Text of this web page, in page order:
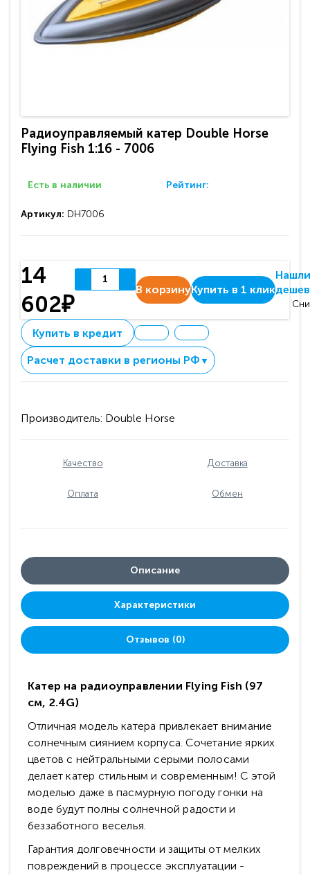
Радиоуправляемый катер Double Horse
Flying Fish 1:16 - 7006
Есть в наличии Рейтинг:
Артикул: DH7006
14
602₽
В корзинуКупить в 1 клик
Нашли
Купить в кредит
Расчет доставки в регионы РФ ▼
Производитель: Double Horse
Качество Доставка
Оплата Обмен
Описание
Характеристики
Отзывов (0)
Катер на радиоуправлении Flying Fish (97
см, 2.4G)
Отличная модель катера привлекает внимание
солнечным сиянием корпуса. Сочетание ярких
цветов с нейтральными серыми полосами
делает катер стильным и современным! С этой
моделью даже в пасмурную погоду гонки на
воде будут полны солнечной радости и
беззаботного веселья.
Гарантия долговечности и защиты от мелких
повреждений в процессе эксплуатации -